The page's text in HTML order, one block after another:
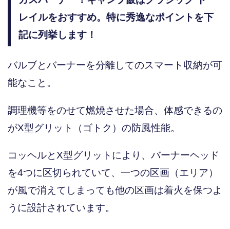
レイルをおすすめ。特に秀逸なポイントを下
記に列挙します！
バルブとバーナーを分離してのスマート収納が可
能なこと。
調理機等をのせて燃焼させた場合、体感できるの
がX型グリット（ゴトク）の防風性能。
コッヘルとX型グリットにより、バーナーヘッド
を4つに区切られていて、一つの区画（エリア）
が風で消えてしまっても他の区画は着火を保つよ
うに設計されています。